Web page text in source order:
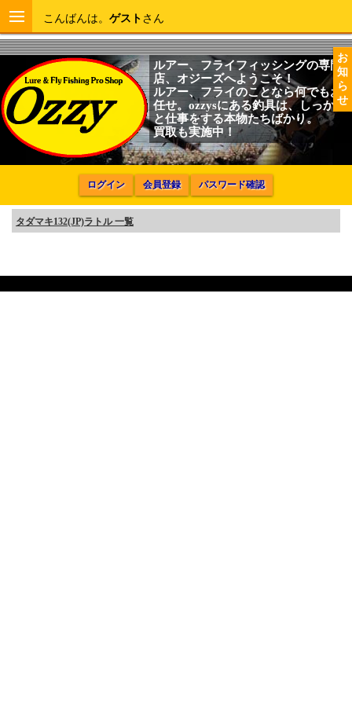
お
知
ら
せ
こんばんは。 ゲスト さん
ルアー、フライフィッシングの専門
店、オジーズへようこそ！
ルアー、フライのことなら何でもお
任せ。ozzysにある釣具は、しっかり
と仕事をする本物たちばかり。
買取も実施中！
ログイン 会員登録 パスワード確認
タダマキ132(JP)ラトル 一覧